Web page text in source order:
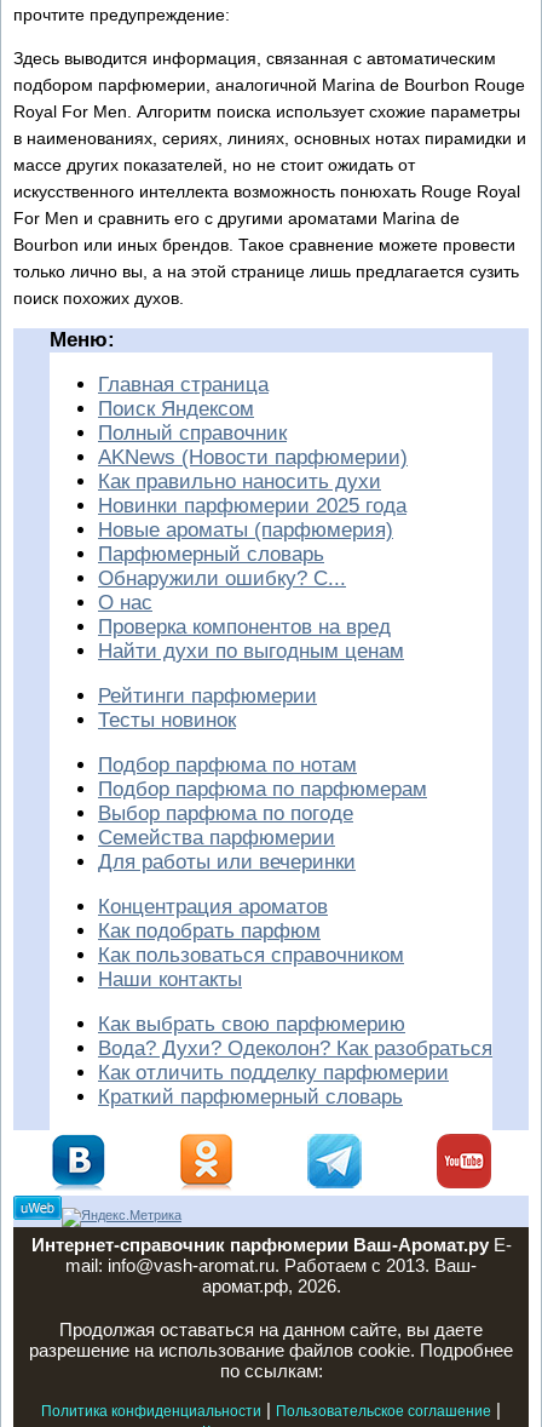
прочтите предупреждение:
Здесь выводится информация, связанная с автоматическим
подбором парфюмерии, аналогичной Marina de Bourbon Rouge
Royal For Men. Алгоритм поиска использует схожие параметры
в наименованиях, сериях, линиях, основных нотах пирамидки и
массе других показателей, но не стоит ожидать от
искусственного интеллекта возможность понюхать Rouge Royal
For Men и сравнить его с другими ароматами Marina de
Bourbon или иных брендов. Такое сравнение можете провести
только лично вы, а на этой странице лишь предлагается сузить
поиск похожих духов.
Меню:
Главная страница
Поиск Яндексом
Полный справочник
AKNews (Новости парфюмерии)
Как правильно наносить духи
Новинки парфюмерии 2025 года
Новые ароматы (парфюмерия)
Парфюмерный словарь
Обнаружили ошибку? С...
О нас
Проверка компонентов на вред
Найти духи по выгодным ценам
Рейтинги парфюмерии
Тесты новинок
Подбор парфюма по нотам
Подбор парфюма по парфюмерам
Выбор парфюма по погоде
Семейства парфюмерии
Для работы или вечеринки
Концентрация ароматов
Как подобрать парфюм
Как пользоваться справочником
Наши контакты
Как выбрать свою парфюмерию
Вода? Духи? Одеколон? Как разобраться
Как отличить подделку парфюмерии
Краткий парфюмерный словарь
Интернет-справочник парфюмерии Ваш-Аромат.руE-
mail: info@vash-aromat.ru. Работаем с 2013. Ваш-
аромат.рф, 2026.
Продолжая оставаться на данном сайте, вы даете
разрешение на использование файлов cookie. Подробнее
по ссылкам:
Политика конфиденциальности Пользовательское соглашение